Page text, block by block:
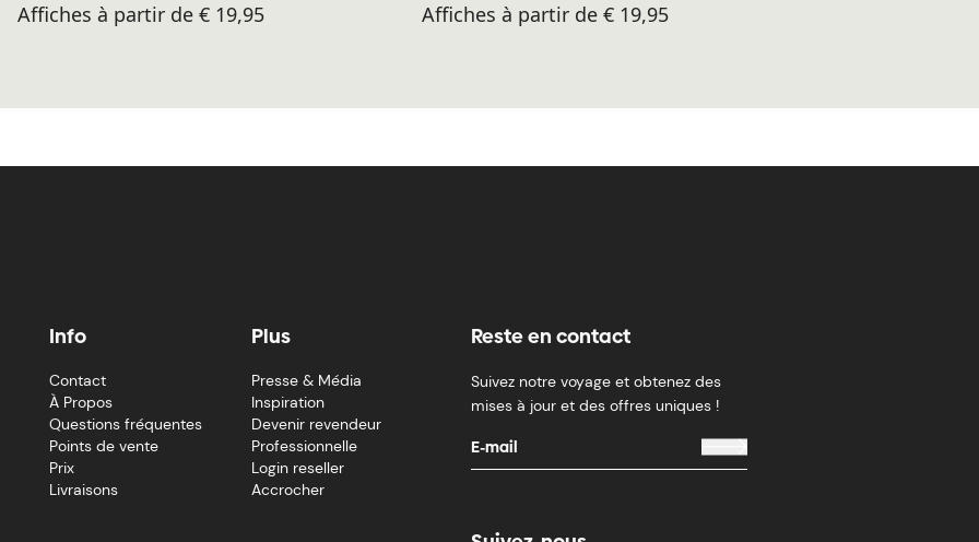
Affiches à partir de € 19,95 Affiches à partir de € 19,95
Info
Contact
À Propos
Questions fréquentes
Points de vente
Prix
Livraisons
Plus
Presse & Média
Inspiration
Devenir revendeur
Professionnelle
Login reseller
Accrocher
Reste en contact
Suivez notre voyage et obtenez des
mises à jour et des offres uniques !